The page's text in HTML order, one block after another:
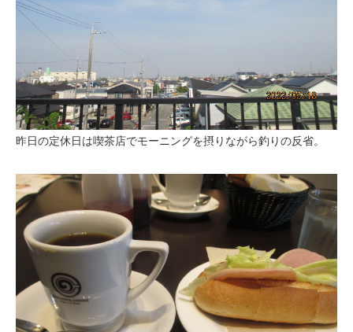
昨日の定休日は喫茶店でモーニングを摂りながら釣りの反省。